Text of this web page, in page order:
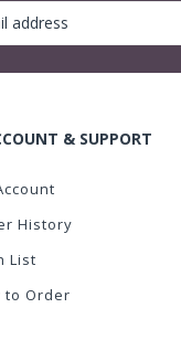
& SUPPORT
History
List
to Order